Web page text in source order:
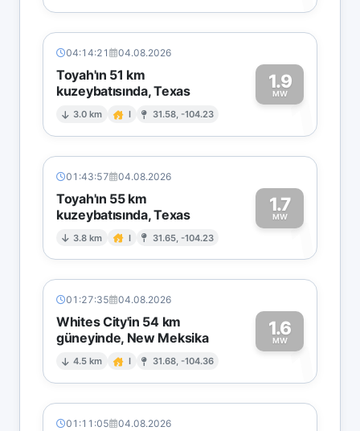
04:14:21 04.08.2026
Toyah'ın 51 km
kuzeybatısında, Texas
3.0 km I 31.58, -104.23
1.9
MW1
01:43:57 04.08.2026
Toyah'ın 55 km
kuzeybatısında, Texas
3.8 km I 31.65, -104.23
1.7
MW1
01:27:35 04.08.2026
Whites City'in 54 km
güneyinde, New Meksika
4.5 km I 31.68, -104.36
1.6
MW1
01:11:05 04.08.2026